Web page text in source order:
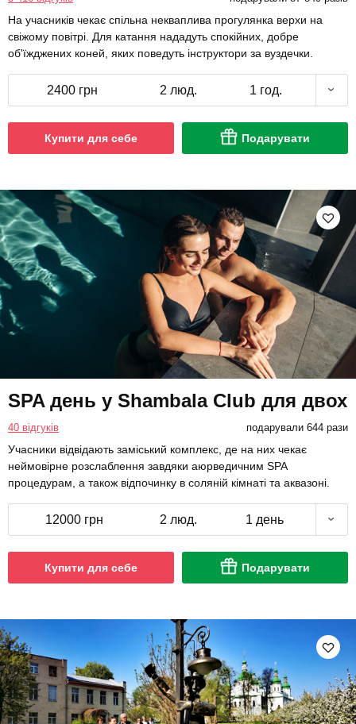
На учасників чекає спільна некваплива прогулянка верхи на
свіжому повітрі. Для катання нададуть спокійних, добре
об'їжджених коней, яких поведуть інструктори за вуздечки.
2400 грн 2 люд. 1 год.
Купити для себе Подарувати
SPA день у Shambala Club для двох
40 відгуків подарували 644 рази
Учасники відвідають заміський комплекс, де на них чекає
неймовірне розслаблення завдяки аюрведичним SPA
процедурам, а також відпочинку в соляній кімнаті та аквазоні.
12000 грн 2 люд. 1 день
Купити для себе Подарувати